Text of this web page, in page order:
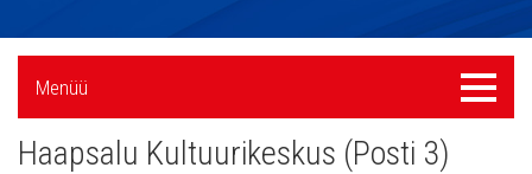
Verekeskus
Külgpaani
navigatsioon
Menüü
Menüü
Haapsalu Kultuurikeskus (Posti 3)